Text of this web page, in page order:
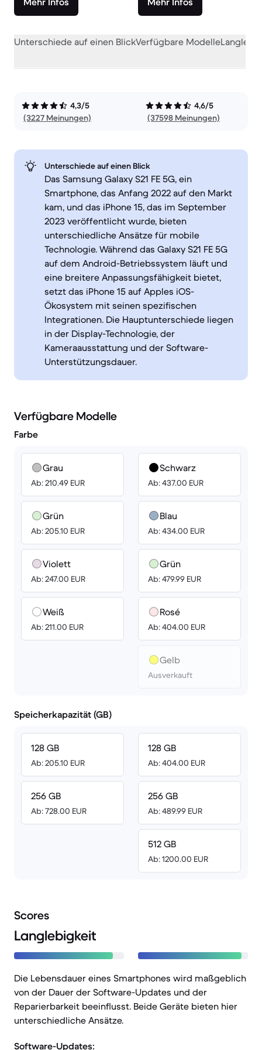
Unterschiede auf einen BlickVerfügbare Modelle
4,3/5
(3227 Meinungen)
4,6/5
(37598 Meinungen)
Unterschiede auf einen Blick
Das Samsung Galaxy S21 FE 5G, ein
Smartphone, das Anfang 2022 auf den Markt
kam, und das iPhone 15, das im September
2023 veröffentlicht wurde, bieten
unterschiedliche Ansätze für mobile
Technologie. Während das Galaxy S21 FE 5G
auf dem Android-Betriebssystem läuft und
eine breitere Anpassungsfähigkeit bietet,
setzt das iPhone 15 auf Apples iOS-
Ökosystem mit seinen spezifischen
Integrationen. Die Hauptunterschiede liegen
in der Display-Technologie, der
Kameraausstattung und der Software-
Unterstützungsdauer.
Verfügbare Modelle
Farbe
Grau
Ab: 210.49 EUR
Grün
Ab: 205.10 EUR
Violett
Ab: 247.00 EUR
Weiß
Ab: 211.00 EUR
Schwarz
Ab: 437.00 EUR
Blau
Ab: 434.00 EUR
Grün
Ab: 479.99 EUR
Rosé
Ab: 404.00 EUR
Gelb
Ausverkauft
Speicherkapazität (GB)
128 GB
Ab: 205.10 EUR
256 GB
Ab: 728.00 EUR
128 GB
Ab: 404.00 EUR
256 GB
Ab: 489.99 EUR
512 GB
Ab: 1200.00 EUR
Scores
Langlebigkeit
Die Lebensdauer eines Smartphones wird maßgeblich
von der Dauer der Software-Updates und der
Reparierbarkeit beeinflusst. Beide Geräte bieten hier
unterschiedliche Ansätze.
Software-Updates: